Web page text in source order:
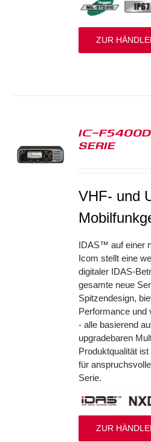
ZUR
IC-
SERIE
VHF- und
IDAS™ auf einer
Icom stellt eine
digitaler IDAS-
gesamte neue
Spitzendesign,
Performance und
- alle basierend
upgradebaren
Produktqualität
für
Serie.
ZUR